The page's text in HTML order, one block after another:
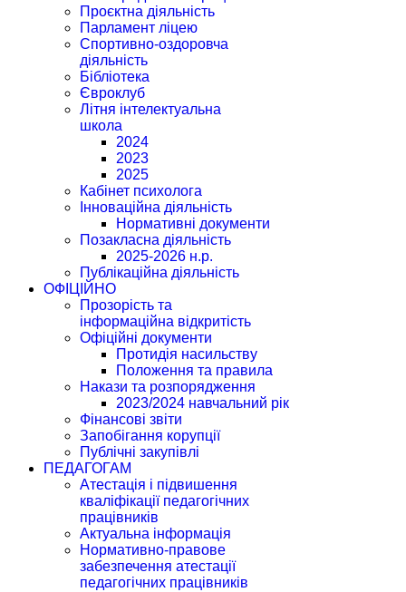
Проєктна діяльність
Парламент ліцею
Спортивно-оздоровча
діяльність
Бібліотека
Євроклуб
Літня інтелектуальна
школа
2024
2023
2025
Кабінет психолога
Інноваційна діяльність
Нормативні документи
Позакласна діяльність
2025-2026 н.р.
Публікаційна діяльність
ОФІЦІЙНО
Прозорість та
інформаційна відкритість
Офіційні документи
Протидія насильству
Положення та правила
Накази та розпорядження
2023/2024 навчальний рік
Фінансові звіти
Запобігання корупції
Публічні закупівлі
ПЕДАГОГАМ
Атестація і підвишення
кваліфікації педагогічних
працівників
Актуальна інформація
Нормативно-правове
забезпечення атестації
педагогічних працівників